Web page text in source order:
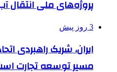
پروژه‌های ملی انتقال
3 روز پیش
ایران، شریک راهبردی
مسیر توسعه تجارت